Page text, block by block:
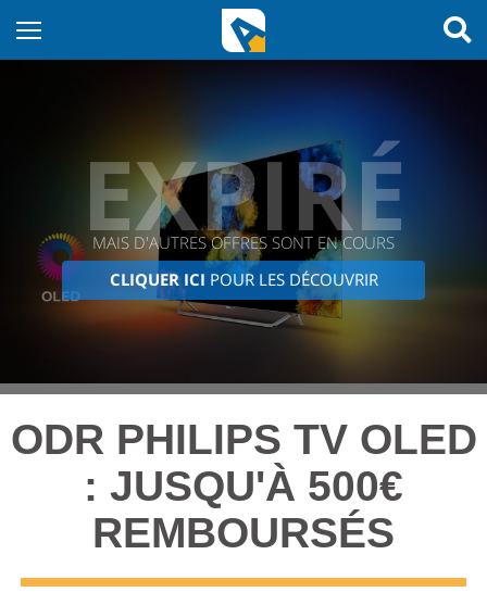
EXPIRÉ
MAIS D'AUTRES OFFRES SONT EN COURS
CLIQUER ICI POUR LES DÉCOUVRIR
ODR PHILIPS TV OLED
: JUSQU'À 500€
REMBOURSÉS